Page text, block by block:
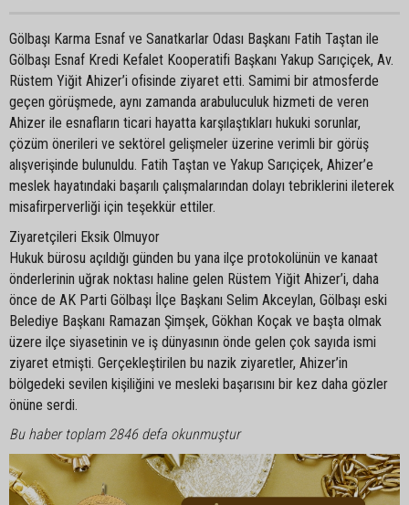
Gölbaşı Karma Esnaf ve Sanatkarlar Odası Başkanı Fatih Taştan ile
Gölbaşı Esnaf Kredi Kefalet Kooperatifi Başkanı Yakup Sarıçiçek, Av.
Rüstem Yiğit Ahizer’i ofisinde ziyaret etti. Samimi bir atmosferde
geçen görüşmede, aynı zamanda arabuluculuk hizmeti de veren
Ahizer ile esnafların ticari hayatta karşılaştıkları hukuki sorunlar,
çözüm önerileri ve sektörel gelişmeler üzerine verimli bir görüş
alışverişinde bulunuldu. Fatih Taştan ve Yakup Sarıçiçek, Ahizer’e
meslek hayatındaki başarılı çalışmalarından dolayı tebriklerini ileterek
misafirperverliği için teşekkür ettiler.
Ziyaretçileri Eksik Olmuyor
Hukuk bürosu açıldığı günden bu yana ilçe protokolünün ve kanaat
önderlerinin uğrak noktası haline gelen Rüstem Yiğit Ahizer’i, daha
önce de AK Parti Gölbaşı İlçe Başkanı Selim Akceylan, Gölbaşı eski
Belediye Başkanı Ramazan Şimşek, Gökhan Koçak ve başta olmak
üzere ilçe siyasetinin ve iş dünyasının önde gelen çok sayıda ismi
ziyaret etmişti. Gerçekleştirilen bu nazik ziyaretler, Ahizer’in
bölgedeki sevilen kişiliğini ve mesleki başarısını bir kez daha gözler
önüne serdi.
Bu haber toplam 2846 defa okunmuştur